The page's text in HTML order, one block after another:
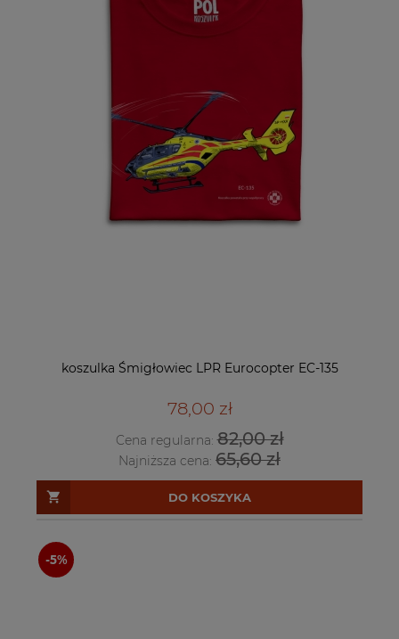
koszulka Śmigłowiec LPR Eurocopter EC-135
78,00 zł
Cena regularna:82,00 zł
Najniższa cena: 65,60 zł
DO KOSZYKA